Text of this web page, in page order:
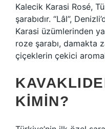
Kalecik Karasi Rosé,
şarabıdır. “Lâl”,
Karasi üzümlerinden
roze şarabı, damakta
çiçeklerin çekici
KIMIN?